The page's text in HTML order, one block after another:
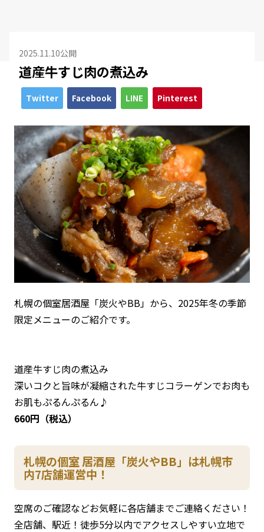
2025.11.10公開
道産牛すじ肉の煮込み
Twitter Facebook LINE Pinterest
札幌の個室居酒屋「炭火やBB」から、2025年冬の季節
限定メニューのご紹介です。
道産牛すじ肉の煮込み
深いコクと旨味が凝縮された牛すじコラーゲンでお肉も
お肌もぷるんぷるん♪
660円（税込）
札幌の個室 居酒屋「炭火やBB」は札幌市
内7店舗運営中！
空席のご確認などお気軽に各店舗までご連絡ください！
全店舗、駅近！徒歩5分以内でアクセスしやすい立地で